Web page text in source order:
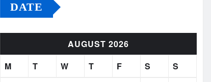
DATE
AUGUST 2026
M
T W T F S
S